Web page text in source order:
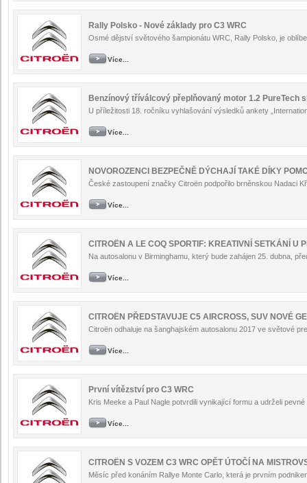
Rally Polsko - Nové základy pro C3 WRC
Osmé dějství světového šampionátu WRC, Rally Polsko, je
Více...
Benzínový tříválcový přeplňovaný motor 1.2 PureTech
U příležitosti 18. ročníku vyhlašování výsledků ankety
Více...
NOVOROZENCI BEZPEČNĚ DÝCHAJÍ TAKÉ DÍKY
České zastoupení značky Citroën podpořilo brněnskou Nadaci
Více...
CITROËN A LE COQ SPORTIF: KREATIVNÍ SETKÁNÍ U
Na autosalonu v Birminghamu, který bude zahájen 25. dubna,
Více...
CITROËN PŘEDSTAVUJE C5 AIRCROSS, SUV NOVÉ
Citroën odhaluje na šanghajském autosalonu 2017 ve světové
Více...
První vítězství pro C3 WRC
Kris Meeke a Paul Nagle potvrdili vynikající formu a udrželi
Více...
CITROËN S VOZEM C3 WRC OPĚT ÚTOČÍ NA
Měsíc před konáním Rallye Monte Carlo, která je prvním